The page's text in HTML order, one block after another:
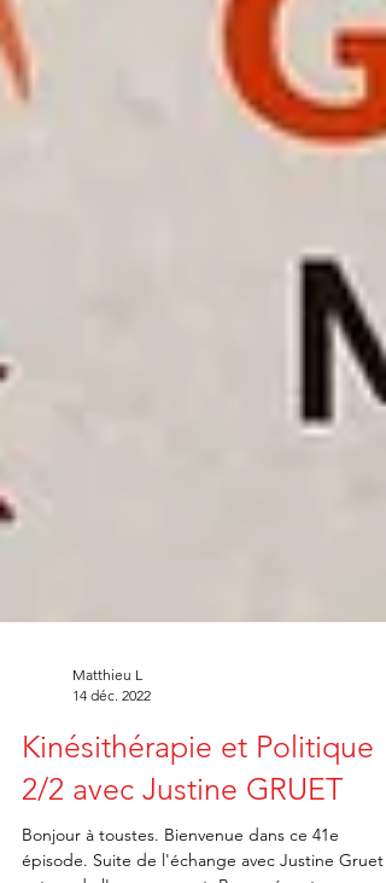
Matthieu L
14 déc. 2022
Kinésithérapie et Politique
2/2 avec Justine GRUET